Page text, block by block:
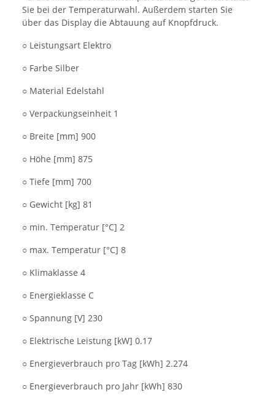
Sie bei der Temperaturwahl. Außerdem starten Sie
über das Display die Abtauung auf Knopfdruck.
○ Leistungsart Elektro
○ Farbe Silber
○ Material Edelstahl
○ Verpackungseinheit 1
○ Breite [mm] 900
○ Höhe [mm] 875
○ Tiefe [mm] 700
○ Gewicht [kg] 81
○ min. Temperatur [°C] 2
○ max. Temperatur [°C] 8
○ Klimaklasse 4
○ Energieklasse C
○ Spannung [V] 230
○ Elektrische Leistung [kW] 0.17
○ Energieverbrauch pro Tag [kWh] 2.274
○ Energieverbrauch pro Jahr [kWh] 830